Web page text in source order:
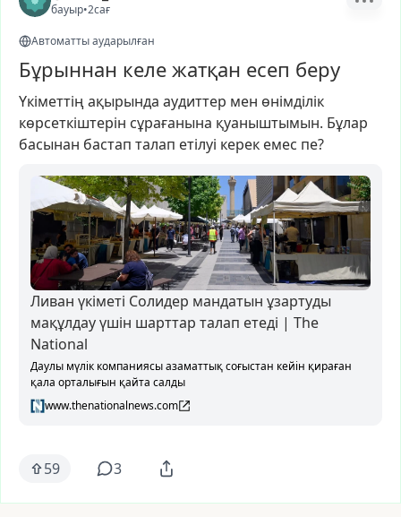
бауыр•2сағ
Автоматты аударылған
Бұрыннан келе жатқан есеп беру
Үкіметтің ақырында аудиттер мен өнімділік
көрсеткіштерін сұрағанына қуаныштымын. Бұлар
басынан бастап талап етілуі керек емес пе?
Ливан үкіметі Солидер мандатын ұзартуды
мақұлдау үшін шарттар талап етеді | The
National
Даулы мүлік компаниясы азаматтық соғыстан кейін қираған
қала орталығын қайта салды
www.thenationalnews.com
59 3